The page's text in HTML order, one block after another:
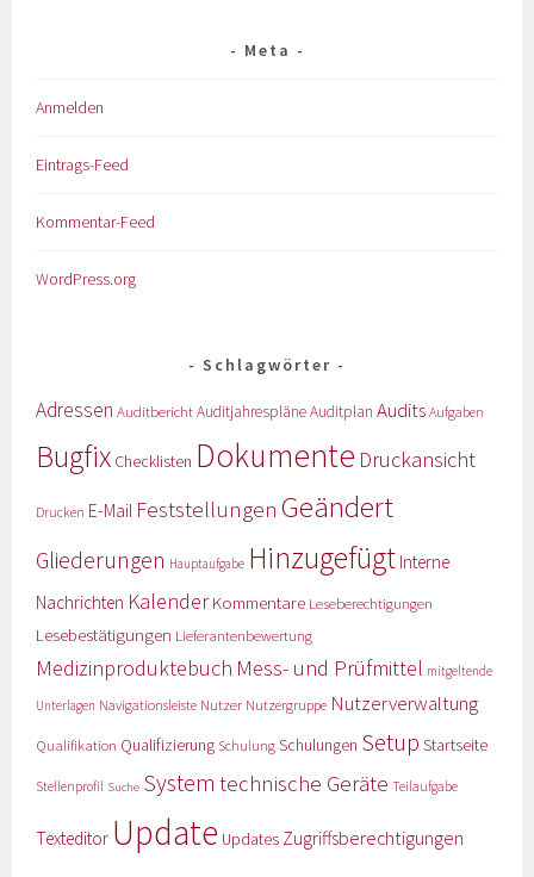
Meta
Anmelden
Eintrags-Feed
Kommentar-Feed
WordPress.org
Schlagwörter
Adressen AuditberichtAuditjahrespläneAuditplan Audits Aufgaben
Bugfix Checklisten Dokumente Druckansicht
Drucken E-Mail Feststellungen Geändert
Gliederungen Hauptaufgabe Hinzugefügt Interne
Nachrichten KalenderKommentare Leseberechtigungen
Lesebestätigungen Lieferantenbewertung
Medizinproduktebuch Mess- und Prüfmittel mitgeltende
Unterlagen Navigationsleiste Nutzer Nutzergruppe Nutzerverwaltung
Qualifikation Qualifizierung Schulung Schulungen Setup Startseite
Stellenprofil Suche System technische Geräte Teilaufgabe
Texteditor Update Updates Zugriffsberechtigungen